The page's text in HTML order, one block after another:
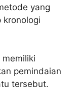
yang
kronologi
pemindaian
tersebut.